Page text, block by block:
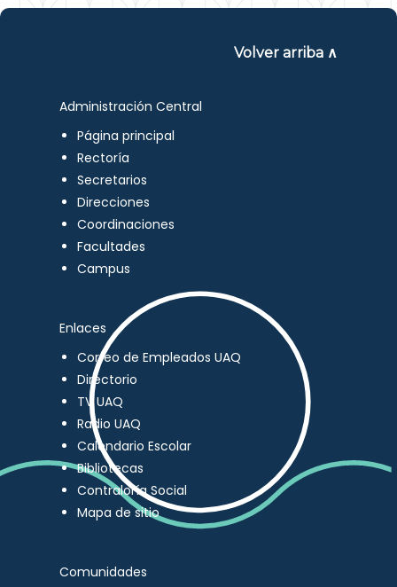
Volver arriba ∧
Administración Central
Página principal
Rectoría
Secretarios
Direcciones
Coordinaciones
Facultades
Campus
Enlaces
Correo de Empleados UAQ
Directorio
TV UAQ
Radio UAQ
Calendario Escolar
Bibliotecas
Contraloría Social
Mapa de sitio
Comunidades